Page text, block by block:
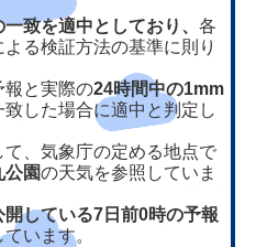
致を適中としており、各
る検証方法の基準に則り
と実際の24時間中の1mm
致した場合に適中と判定し
、気象庁の定める地点で
公園の天気を参照していま
開している7日前0時の予報
います。